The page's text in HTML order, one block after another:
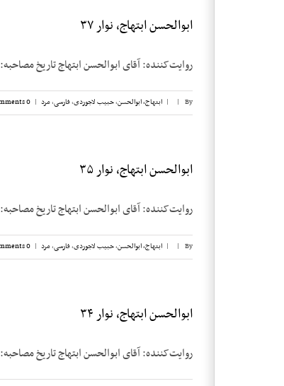
ابوالحسن ابتهاج، نوار ۳۷
روایت‌کننده: آقای ابوالحسن ابتهاج تاریخ مصاحبه: ۲۵ اگوست ۱۹۸۲ محل‌مصاحبه: شهر کان، فرانسه [...]
By
|
| ابتهاج، ابوالحسن,حبیب لاجوردی,فارسی,مرد |
0 Comments
ابوالحسن ابتهاج، نوار ۳۵
روایت‌کننده: آقای ابوالحسن ابتهاج تاریخ مصاحبه: ۲۳ اگوست ۱۹۸۲ محل‌مصاحبه: شهر کان، فرانسه [...]
By
|
| ابتهاج، ابوالحسن,حبیب لاجوردی,فارسی,مرد |
0 Comments
ابوالحسن ابتهاج، نوار ۳۴
روایت‌کننده: آقای ابوالحسن ابتهاج تاریخ مصاحبه: ۲۱ اگوست ۱۹۸۲ محل‌مصاحبه: شهر کان، فرانسه [...]